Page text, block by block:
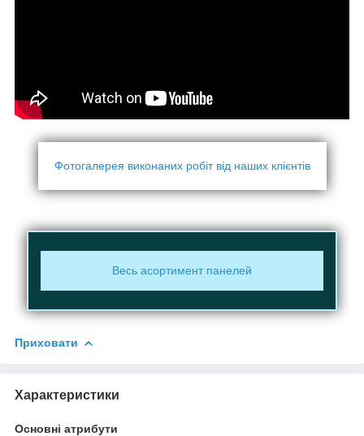
Фотогалерея виконаних робіт від наших клієнтів
Весь асортимент панелей
Приховати
Характеристики
Основні атрибути